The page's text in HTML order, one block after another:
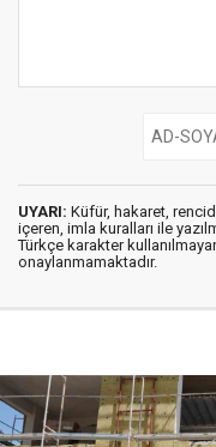
UYARI: Küfür, hakaret,
içeren, imla kuralları ile
Türkçe karakter
onaylanmamaktadır.